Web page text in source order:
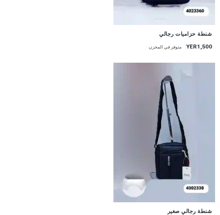
شنطة حزاميات رجالي
YER1,500 متوفر في المخزن
شنطة رجالي صغير